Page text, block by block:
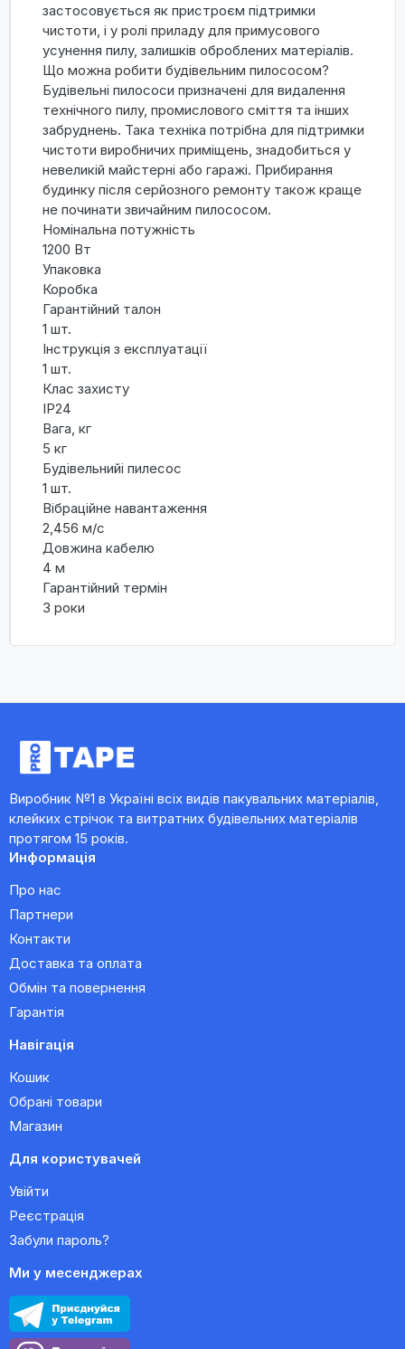
застосовується як пристроєм підтримки
чистоти, і у ролі приладу для примусового
усунення пилу, залишків оброблених матеріалів.
Що можна робити будівельним пилососом?
Будівельні пилососи призначені для видалення
технічного пилу, промислового сміття та інших
забруднень. Така техніка потрібна для підтримки
чистоти виробничих приміщень, знадобиться у
невеликій майстерні або гаражі. Прибирання
будинку після серйозного ремонту також краще
не починати звичайним пилососом.
Номінальна потужність
1200 Вт
Упаковка
Коробка
Гарантійний талон
1 шт.
Інструкція з експлуатації
1 шт.
Клас захисту
IP24
Вага, кг
5 кг
Будівельнийі пилесос
1 шт.
Вібраційне навантаження
2,456 м/с
Довжина кабелю
4 м
Гарантійний термін
3 роки
Виробник №1 в Україні всіх видів пакувальних матеріалів,
клейких стрічок та витратних будівельних матеріалів
протягом 15 років.
Информація
Про нас
Партнери
Контакти
Доставка та оплата
Обмін та повернення
Гарантія
Навігація
Кошик
Обрані товари
Магазин
Для користувачей
Увійти
Реєстрація
Забули пароль?
Ми у месенджерах